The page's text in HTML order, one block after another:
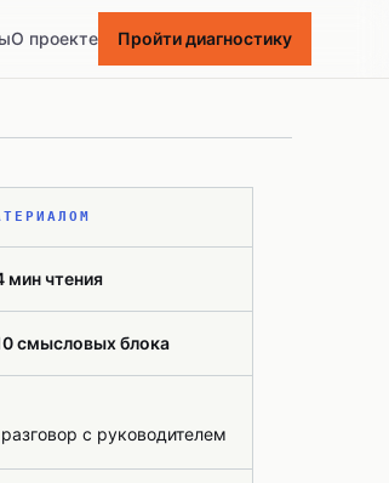
О проекте Пройти диагностику
мин чтения
смысловых блока
с руководителем